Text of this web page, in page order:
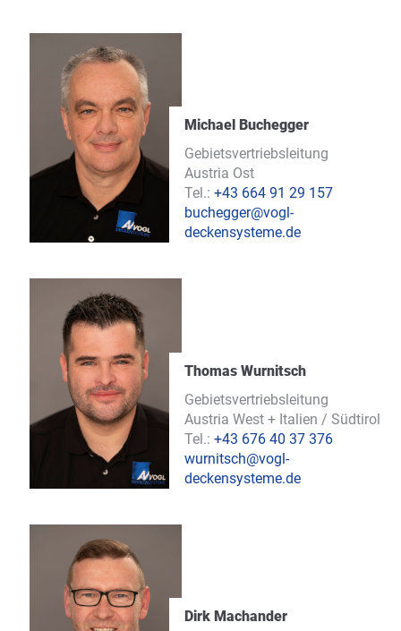
Michael Buchegger
Gebietsvertriebsleitung
Austria Ost
Tel.:+43 664 91 29 157
buchegger@vogl-
deckensysteme.de
Thomas Wurnitsch
Gebietsvertriebsleitung
Austria West + Italien / Südtirol
Tel.:+43 676 40 37 376
wurnitsch@vogl-
deckensysteme.de
Dirk Machander